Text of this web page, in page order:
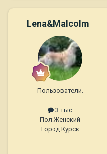
Lena&Malcolm
Пользователи.
3 тыс
Пол:Женский
Город:Курск